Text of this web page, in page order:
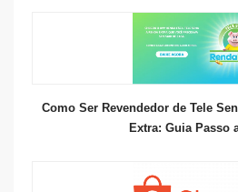
Como Ser Revendedor de Tele
Extra: Guia Passo